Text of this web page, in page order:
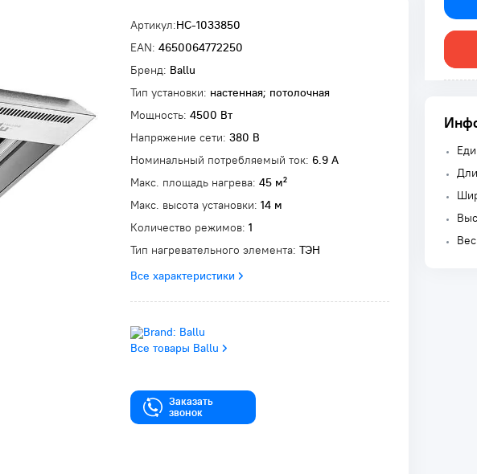
Артикул:НС-1033850
EAN: 4650064772250
Бренд: Ballu
Тип установки: настенная; потолочная
Мощность: 4500 Вт
Напряжение сети: 380 В
Номинальный потребляемый ток: 6.9 А
Макс. площадь нагрева: 45 м²
Макс. высота установки: 14 м
Количество режимов: 1
Тип нагревательного элемента: ТЭН
Все характеристики
Все товары Ballu
Заказать
звонок